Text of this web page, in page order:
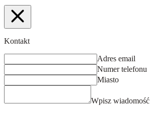
Kontakt
Adres email
Numer telefonu
Miasto
Wpisz wiadomość